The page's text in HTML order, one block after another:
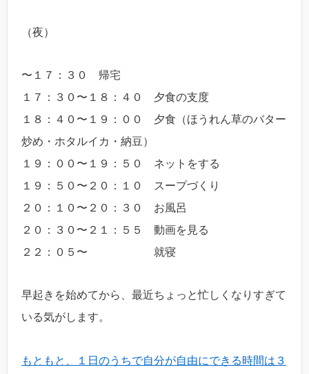
（夜）
〜１７：３０ 帰宅
１７：３０〜１８：４０ 夕食の支度
１８：４０〜１９：００ 夕食（ほうれん草のバター
炒め・ホタルイカ・納豆）
１９：００〜１９：５０ ネットをする
１９：５０〜２０：１０ スープづくり
２０：１０〜２０：３０ お風呂
２０：３０〜２１：５５ 動画を見る
２２：０５〜 就寝
早起きを始めてから、最近ちょっと忙しくなりすぎて
いる気がします。
もともと、１日のうちで自分が自由にできる時間は３